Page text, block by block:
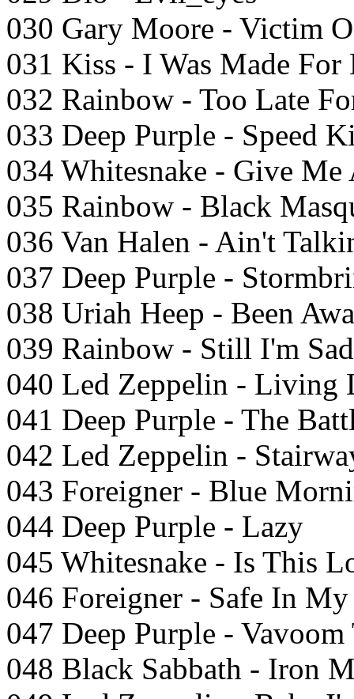
030 Gary Moore - Victim
031 Kiss - I Was Made
032 Rainbow - Too Late
033 Deep Purple - Speed
034 Whitesnake - Give
035 Rainbow - Black
036 Van Halen - Ain't
037 Deep Purple -
038 Uriah Heep - Been
039 Rainbow - Still I'm Sad
040 Led Zeppelin - Living
041 Deep Purple - The
042 Led Zeppelin -
043 Foreigner - Blue
044 Deep Purple - Lazy
045 Whitesnake - Is This
046 Foreigner - Safe In
047 Deep Purple -
048 Black Sabbath - Iron